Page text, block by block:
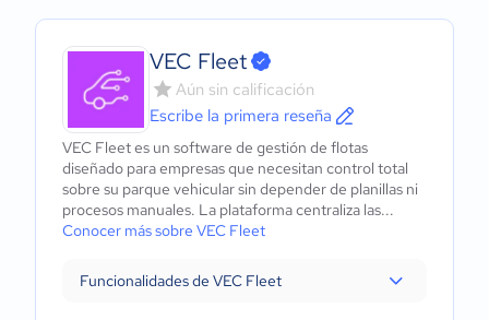
VEC Fleet
Aún sin calificación
Escribe la primera reseña
VEC Fleet es un software de gestión de flotas
diseñado para empresas que necesitan control total
sobre su parque vehicular sin depender de planillas ni
procesos manuales. La plataforma centraliza las...
Conocer más sobre VEC Fleet
Funcionalidades de VEC Fleet